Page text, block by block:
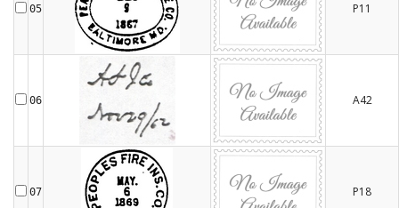
05 P11
06 A42
07 P18